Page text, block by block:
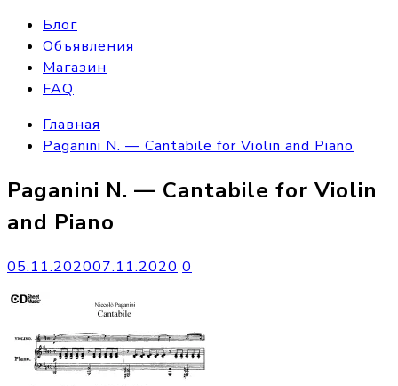
Блог
Объявления
Магазин
FAQ
Главная
Paganini N. — Cantabile for Violin and Piano
Paganini N. — Cantabile for Violin
and Piano
05.11.202007.11.2020 0